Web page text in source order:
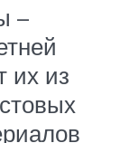
–
их из